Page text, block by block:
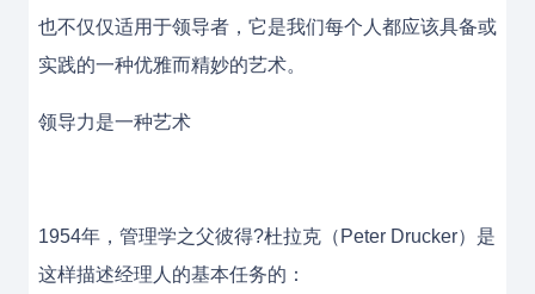
也不仅仅适用于领导者，它是我们每个人都应该具备或
实践的一种优雅而精妙的艺术。
领导力是一种艺术
1954年，管理学之父彼得?杜拉克（Peter Drucker）是
这样描述经理人的基本任务的：